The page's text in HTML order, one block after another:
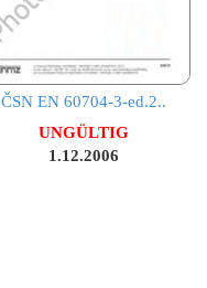
ČSN EN 60704-3-ed.2..
UNGÜLTIG
1.12.2006